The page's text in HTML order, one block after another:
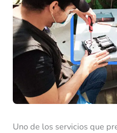
Uno de los servicios que